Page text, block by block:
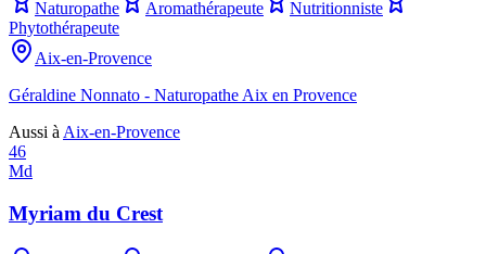
Naturopathe Aromathérapeute
Nutritionniste
Phytothérapeute
Aix-en-Provence
Géraldine Nonnato - Naturopathe Aix en Provence
Aussi à Aix-en-Provence
46
Md
Myriam du Crest